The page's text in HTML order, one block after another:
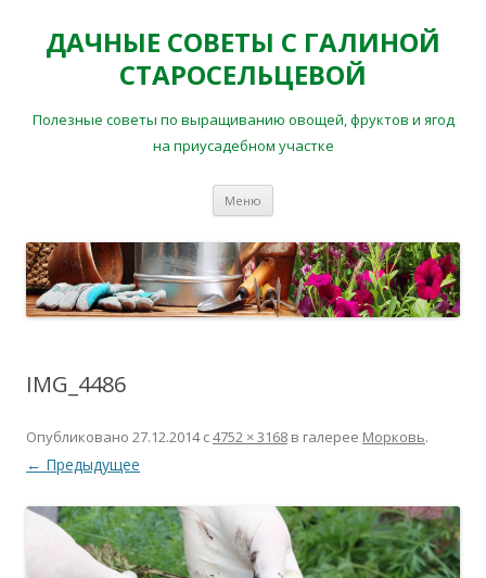
ДАЧНЫЕ СОВЕТЫ С ГАЛИНОЙ
СТАРОСЕЛЬЦЕВОЙ
Полезные советы по выращиванию овощей, фруктов и ягод
на приусадебном участке
Меню
IMG_4486
Опубликовано 27.12.2014с4752 × 3168 в галерее Морковь.
← Предыдущее